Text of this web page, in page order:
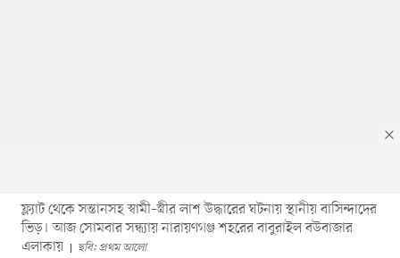
ফ্ল্যাট থেকে সন্তানসহ স্বামী–স্ত্রীর লাশ উদ্ধারের ঘটনায় স্থানীয় বাসিন্দাদের
ভিড়। আজ সোমবার সন্ধ্যায় নারায়ণগঞ্জ শহরের বাবুরাইল বউবাজার
এলাকায়
ছবি: প্রথম আলো